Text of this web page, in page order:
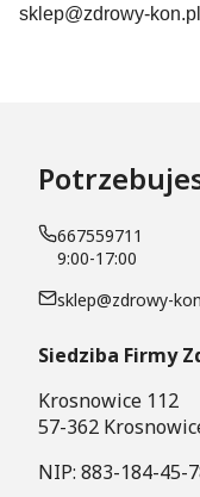
sklep@zdrowy-kon.pl
667559711
9:00-17:00
sklep@zdrowy-
Siedziba Firmy
Krosnowice 112
57-362
NIP: 883-184-45-